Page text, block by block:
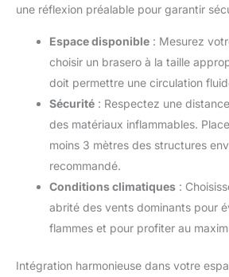
une réflexion préalable pour garantir
Espace disponible : Mesurez
choisir un brasero à la taille
doit permettre une circulation
Sécurité : Respectez une
des matériaux inflammables.
moins 3 mètres des structures
recommandé.
Conditions climatiques :
abrité des vents dominants pour
flammes et pour profiter au
Intégration harmonieuse dans votre